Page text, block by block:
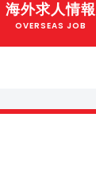
海外求人情報
OVERSEAS JOB